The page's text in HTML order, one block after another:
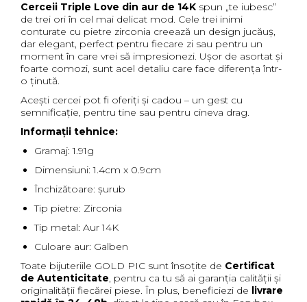
Cerceii Triple Love din aur de 14K spun „te iubesc”
de trei ori în cel mai delicat mod. Cele trei inimi
conturate cu pietre zirconia creează un design jucăuș,
dar elegant, perfect pentru fiecare zi sau pentru un
moment în care vrei să impresionezi. Ușor de asortat și
foarte comozi, sunt acel detaliu care face diferența într-
o ținută.
Acești cercei pot fi oferiți și cadou – un gest cu
semnificație, pentru tine sau pentru cineva drag.
Informații tehnice:
Gramaj: 1.91g
Dimensiuni: 1.4cm x 0.9cm
Închizătoare: șurub
Tip pietre: Zirconia
Tip metal: Aur 14K
Culoare aur: Galben
Toate bijuteriile GOLD PIC sunt însoțite de Certificat
de Autenticitate, pentru ca tu să ai garanția calității și
originalității fiecărei piese. În plus, beneficiezi de livrare